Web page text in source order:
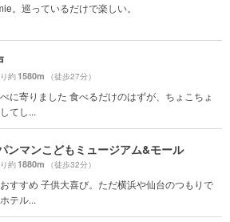
。巡っているだけで楽しい。
約1580m （徒歩27分）
に寄りました 食べるだけのはずが、ちょこちょ
てし...
ンマンこどもミュージアム&モール
約1880m （徒歩32分）
すすめ 子供大喜び。ただ横浜や仙台のつもりで
テル...